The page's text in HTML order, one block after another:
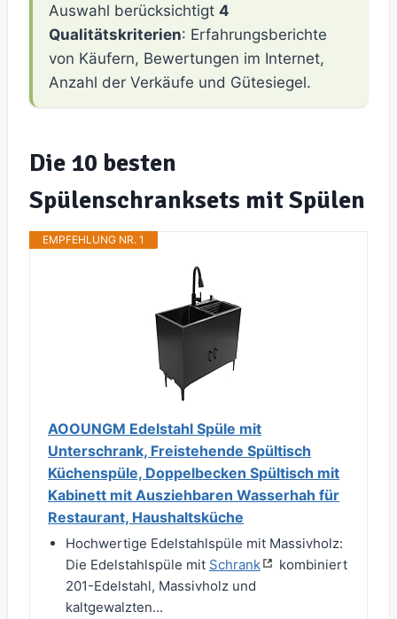
Auswahl berücksichtigt 4
Qualitätskriterien: Erfahrungsberichte
von Käufern, Bewertungen im Internet,
Anzahl der Verkäufe und Gütesiegel.
Die 10 besten
Spülenschranksets mit Spülen
EMPFEHLUNG NR. 1
AOOUNGM Edelstahl Spüle mit
Unterschrank, Freistehende Spültisch
Küchenspüle, Doppelbecken Spültisch mit
Kabinett mit Ausziehbaren Wasserhah für
Restaurant, Haushaltsküche
Hochwertige Edelstahlspüle mit Massivholz:
Die Edelstahlspüle mit Schrank
kombiniert
201-Edelstahl, Massivholz und
kaltgewalzten...